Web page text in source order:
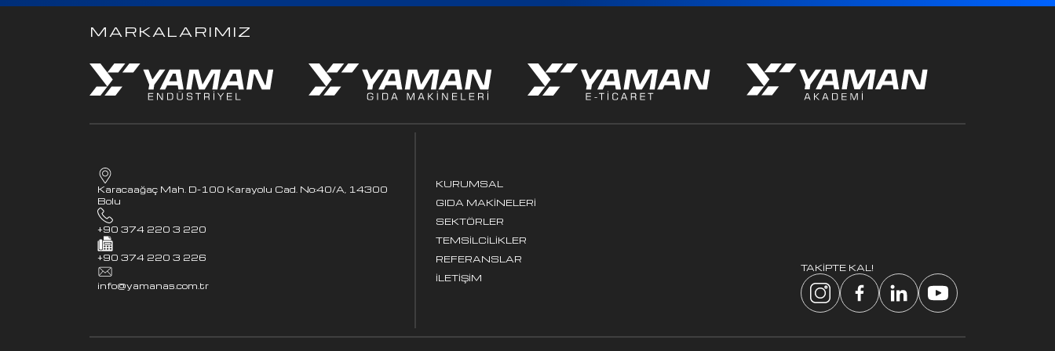
MARKALARIMIZ
Karacaağaç Mah. D-100 Karayolu Cad. No:40/A, 14300
Bolu
+90 374 220 3 220
+90 374 220 3 226
info@yamanas.com.tr
KURUMSAL
GIDA MAKINELERI
SEKTÖRLER
TEMSILCILIKLER
REFERANSLAR
İLETIŞIM
TAKİPTE KAL!